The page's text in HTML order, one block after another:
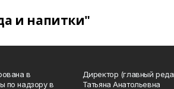
и напитки"
в
по надзору в
Директор (главный
Татьяна Анатольевна